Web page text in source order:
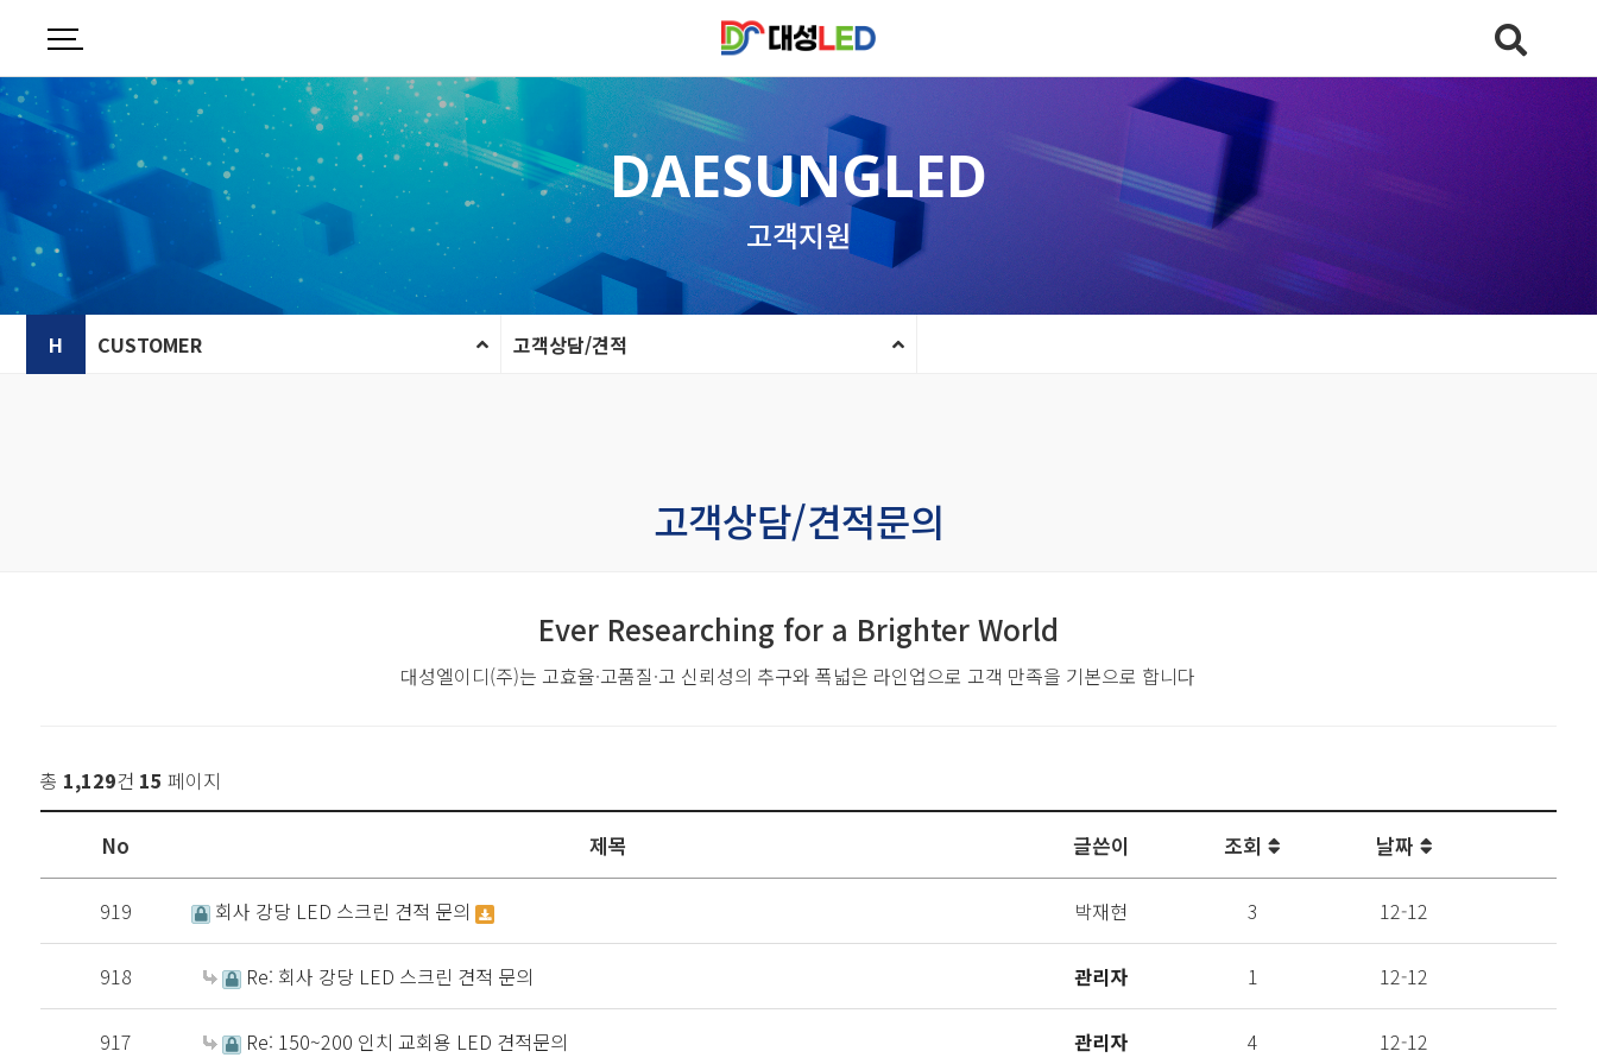
DAESUNGLED
고객지원
H CUSTOMER 고객상담/견적
고객상담/견적문의
Ever Researching for a Brighter World
대성엘이디(주)는 고효율·고품질·고 신뢰성의 추구와폭넓은 라인업으로 고객 만족을 기본으로 합니다
총 1,129건 15 페이지
No 제목 글쓴이 조회 날짜
919 회사 강당 LED 스크린 견적 문의 박재현 3 12-12
918 Re: 회사 강당 LED 스크린 견적 문의 관리자 1 12-12
917 Re: 150~200 인치 교회용 LED 견적문의 관리자 4 12-12